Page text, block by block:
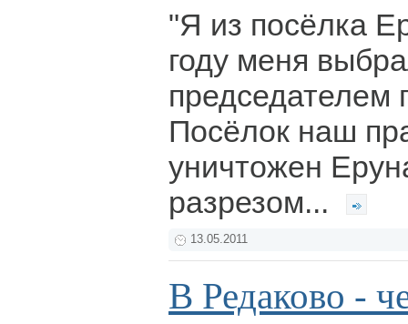
"Я из посёлка
году меня
Посёлок наш
уничтожен
разрезом...
13.05.2011
В Редаково -